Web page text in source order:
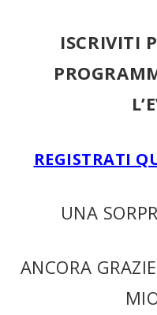
ISCRIVITI
REGISTRATI
UNA
ANCORA